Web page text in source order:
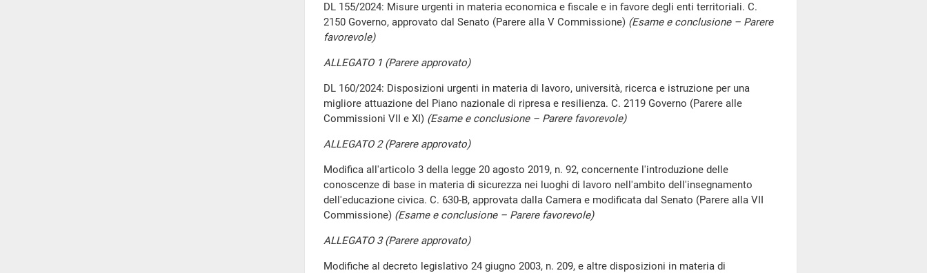
DL 155/2024: Misure urgenti in materia economica e fiscale e in favore degli enti territoriali. C.
2150 Governo, approvato dal Senato (Parere alla V Commissione) (Esame e conclusione – Parere
favorevole)
ALLEGATO 1 (Parere approvato)
DL 160/2024: Disposizioni urgenti in materia di lavoro, università, ricerca e istruzione per una
migliore attuazione del Piano nazionale di ripresa e resilienza. C. 2119 Governo (Parere alle
Commissioni VII e XI) (Esame e conclusione – Parere favorevole)
ALLEGATO 2 (Parere approvato)
Modifica all'articolo 3 della legge 20 agosto 2019, n. 92, concernente l'introduzione delle
conoscenze di base in materia di sicurezza nei luoghi di lavoro nell'ambito dell'insegnamento
dell'educazione civica. C. 630-B, approvata dalla Camera e modificata dal Senato (Parere alla VII
Commissione) (Esame e conclusione – Parere favorevole)
ALLEGATO 3 (Parere approvato)
Modifiche al decreto legislativo 24 giugno 2003, n. 209, e altre disposizioni in materia di